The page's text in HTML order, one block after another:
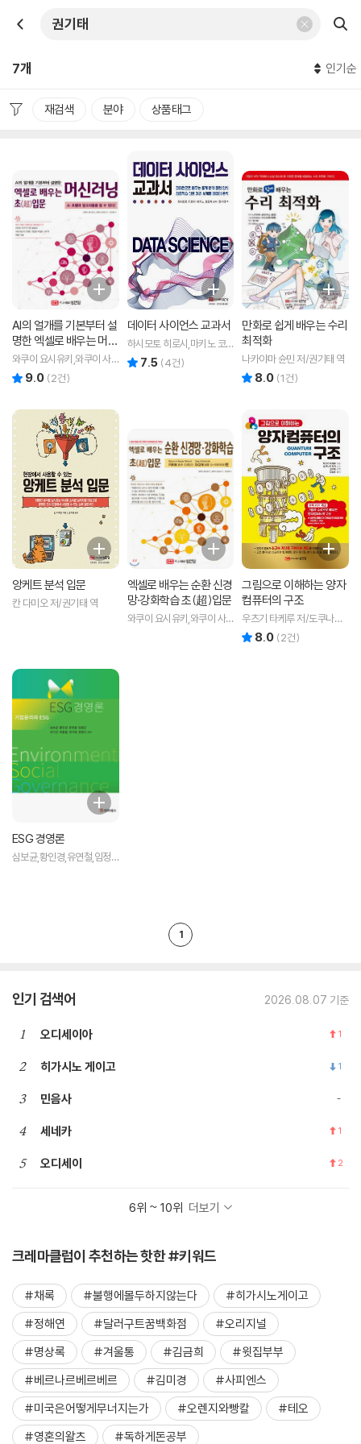
7개 인기순
재검색 분야 상품태그
AI의 얼개를 기본부터 설
명한 엑셀로 배우는 머신
러닝 초(超)입문
와쿠이 요시유키,와쿠이 사
다미 공저/권기태 역
9.0 (2건)
데이터 사이언스 교과서
하시모토 히로시,마키노 코
오지 공저/권기태 역
7.5 (4건)
만화로 쉽게 배우는 수리
최적화
나카야마 슌민 저/권기태 역
8.0 (1건)
앙케트 분석 입문
칸 다미오 저/권기태 역
엑셀로 배우는 순환 신경
망·강화학습 초(超)입문
와쿠이 요시유키,와쿠이 사
그림으로 이해하는 양자
컴퓨터의 구조
우츠기 타케루 저/도쿠나가
유키 감수/권기태 감수/김성
훈 역
8.0 (2건)
ESG 경영론
심보균,황인경,유연철,임정
1
인기 검색어 2026.08.07 기준
1 오디세이아 1
2 히가시노 게이고 1
3 민음사
4 세네카 1
5 오디세이 2
6위 ~ 10위 더보기
크레마클럽이 추천하는 핫한 #키워드
#채록 #불행에몰두하지않는다
#히가시노게이고
#정해연
#달러구트꿈백화점
#오리지널
#명상록
#겨울통 #김금희
#윗집부부
#베르나르베르베르
#김미경
#사피엔스
#미국은어떻게무너지는가
#오렌지와빵칼
#테오
#영혼의왈츠
#독하게돈공부